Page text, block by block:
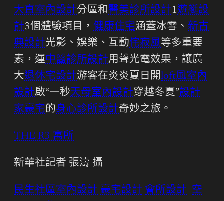
大直室內設計分區和醫美診所設計1遊艇設
計3個體驗項目， 健康住宅涵蓋冰雪、 新古
典設計光影、娛樂、互動侘寂風等多重要
素，運中醫診所設計用聲光電效果，讓廣
大退休宅設計游客在炎炎夏日開loft風室內
設計啟“一秒天母室內設計穿越冬夏”設計
家豪宅的身心診所設計奇妙之旅。
THE R3 寓所
新華社記者 張濤 攝
民生社區室內設計 豪宅設計 會所設計 空